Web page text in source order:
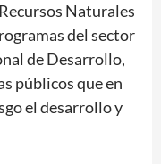
Naturales
del sector
de Desarrollo,
públicos que en
el desarrollo y